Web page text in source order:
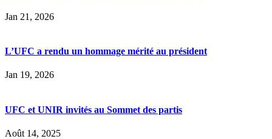
Jan 21, 2026
L’UFC a rendu un hommage mérité au président
Jan 19, 2026
UFC et UNIR invités au Sommet des partis
Août 14, 2025